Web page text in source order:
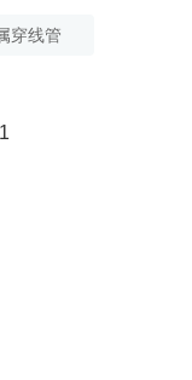
穿线管